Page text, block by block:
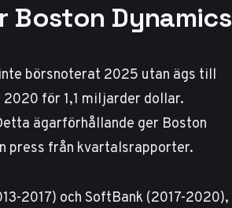
Dynamics
börsnoterat 2025 utan ägs till
för 1,1 miljarder dollar.
ägarförhållande ger Boston
press från kvartalsrapporter.
2017) och SoftBank (2017-2020),